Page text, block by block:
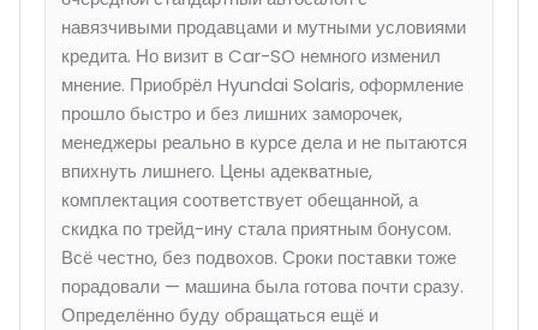
навязчивыми продавцами и мутными условиями
кредита. Но визит в Car-SO немного изменил
мнение. Приобрёл Hyundai Solaris, оформление
прошло быстро и без лишних заморочек,
менеджеры реально в курсе дела и не пытаются
впихнуть лишнего. Цены адекватные,
комплектация соответствует обещанной, а
скидка по трейд-ину стала приятным бонусом.
Всё честно, без подвохов. Сроки поставки тоже
порадовали — машина была готова почти сразу.
Определённо буду обращаться ещё и